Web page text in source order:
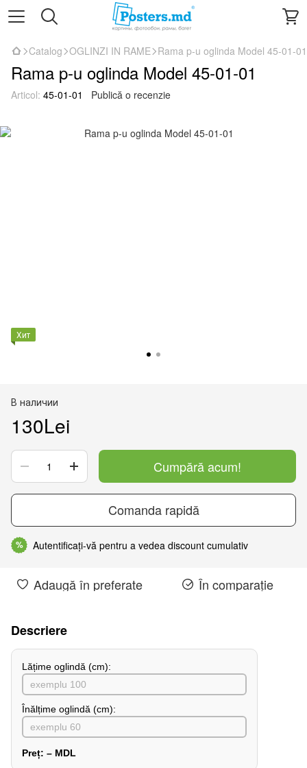
Catalog OGLINZI IN RAME Rama p-u oglinda Model 45-01-01
Rama p-u oglinda Model 45-01-01
Articol: 45-01-01 Publică o recenzie
Хит
В наличии
130Lei
Cumpără acum!
Comanda rapidă
% Autentificați-vă pentru a vedea discount cumulativ
Adaugă în preferate În comparație
Descriere
Lățime oglindă (cm):
Înălțime oglindă (cm):
Preț: – MDL